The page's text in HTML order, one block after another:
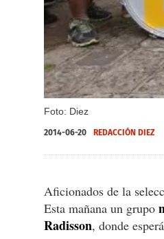
Foto: Diez
2014-06-20 REDACCIÓN DIEZ
Aficionados de la
Esta mañana un grupo
Radisson, donde